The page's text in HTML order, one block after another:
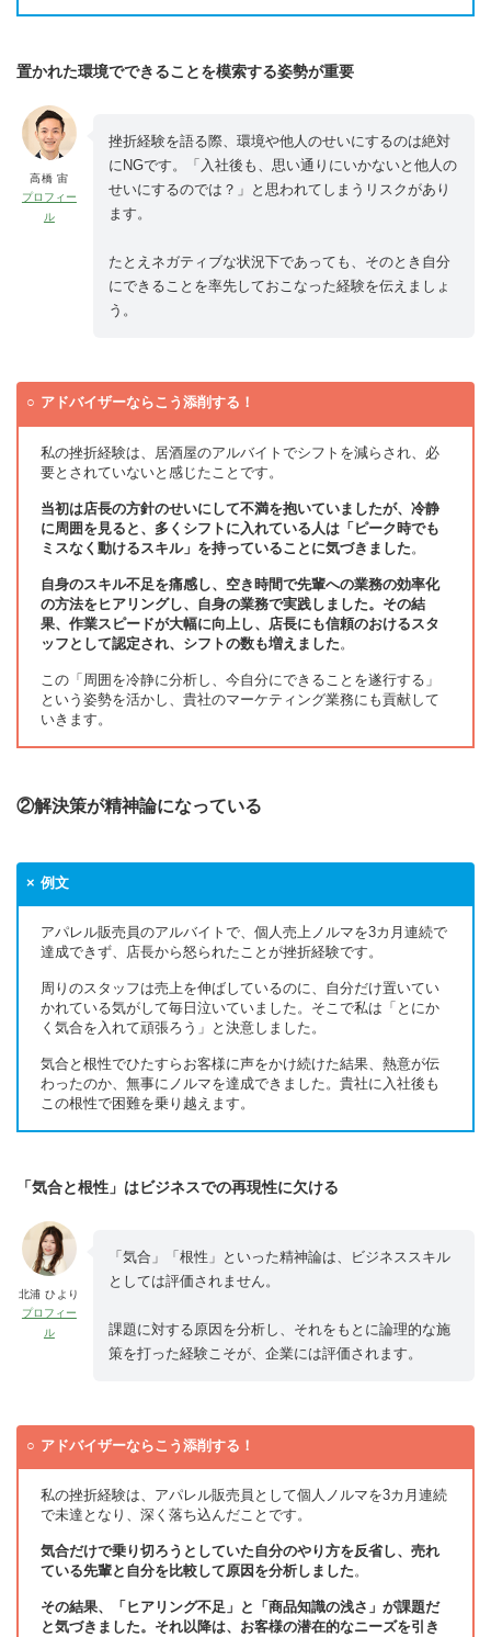
置かれた環境でできることを模索する姿勢が重要
高橋 宙
プロフィー
ル
挫折経験を語る際、環境や他人のせいにするのは絶対
にNGです。「入社後も、思い通りにいかないと他人の
せいにするのでは？」と思われてしまうリスクがあり
ます。
たとえネガティブな状況下であっても、そのとき自分
にできることを率先しておこなった経験を伝えましょ
う。
アドバイザーならこう添削する！
私の挫折経験は、居酒屋のアルバイトでシフトを減らされ、必
要とされていないと感じたことです。
当初は店長の方針のせいにして不満を抱いていましたが、冷静
に周囲を見ると、多くシフトに入れている人は「ピーク時でも
ミスなく動けるスキル」を持っていることに気づきました 。
自身のスキル不足を痛感し、空き時間で先輩への業務の効率化
の方法をヒアリングし、自身の業務で実践しました。その結
果、作業スピードが大幅に向上し、店長にも信頼のおけるスタ
ッフとして認定され、シフトの数も増えました 。
この「周囲を冷静に分析し、今自分にできることを遂行する」
という姿勢を活かし、貴社のマーケティング業務にも貢献して
いきます。
②解決策が精神論になっている
例文
アパレル販売員のアルバイトで、個人売上ノルマを3カ月連続で
達成できず、店長から怒られたことが挫折経験です。
周りのスタッフは売上を伸ばしているのに、自分だけ置いてい
かれている気がして毎日泣いていました。そこで私は「とにか
く気合を入れて頑張ろう」と決意しました。
気合と根性でひたすらお客様に声をかけ続けた結果、熱意が伝
わったのか、無事にノルマを達成できました。貴社に入社後も
この根性で困難を乗り越えます。
「気合と根性」はビジネスでの再現性に欠ける
北浦 ひより
プロフィー
ル
「気合」「根性」といった精神論は、ビジネススキル
としては評価されません。
課題に対する原因を分析し、それをもとに論理的な施
策を打った経験こそが、企業には評価されます。
アドバイザーならこう添削する！
私の挫折経験は、アパレル販売員として個人ノルマを3カ月連続
で未達となり、深く落ち込んだことです。
気合だけで乗り切ろうとしていた自分のやり方を反省し、売れ
ている先輩と自分を比較して原因を分析しました。
その結果、「ヒアリング不足」と「商品知識の浅さ」が課題だ
と気づきました。それ以降は、お客様の潜在的なニーズを引き